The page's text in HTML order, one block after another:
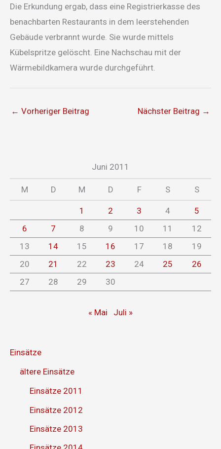
Die Erkundung ergab, dass eine Registrierkasse des
benachbarten Restaurants in dem leerstehenden
Gebäude verbrannt wurde. Sie wurde mittels
Kübelspritze gelöscht. Eine Nachschau mit der
Wärmebildkamera wurde durchgeführt.
← Vorheriger Beitrag Nächster Beitrag →
Juni 2011
M D M D F S S
1 2 3 4
5
6
7 8 9 10 11
12
13
14 15 16 17 18
19
20
21 22 23 24 25
26
27
28 29 30
« Mai Juli »
Einsätze
ältere Einsätze
Einsätze 2011
Einsätze 2012
Einsätze 2013